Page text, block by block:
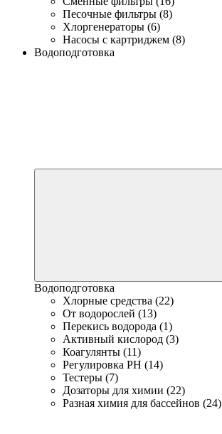
Песочные фильтры (8)
Хлоргенераторы (6)
Насосы с картриджем (8)
Водоподготовка
Водоподготовка
Хлорные средства (22)
От водорослей (13)
Перекись водорода (1)
Активный кислород (3)
Коагулянты (11)
Регулировка PH (14)
Тестеры (7)
Дозаторы для химии (22)
Разная химия для бассейнов (24)